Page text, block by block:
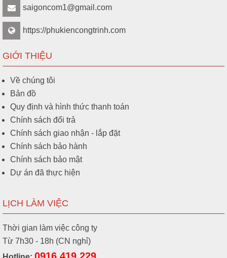
saigoncom1@gmail.com
https://phukiencongtrinh.com
GIỚI THIỆU
Về chúng tôi
Bản đồ
Quy định và hình thức thanh toán
Chính sách đổi trả
Chính sách giao nhận - lắp đặt
Chính sách bảo hành
Chính sách bảo mật
Dự án đã thực hiện
LỊCH LÀM VIỆC
Thời gian làm việc công ty
Từ 7h30 - 18h (CN nghỉ)